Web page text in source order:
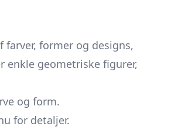
former og designs,
enkle geometriske figurer,
og form.
for detaljer.